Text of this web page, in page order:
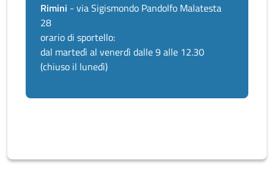
Rimini - via Sigismondo Pandolfo Malatesta
28
orario di sportello:
dal martedì al venerdì dalle 9 alle 12.30
(chiuso il lunedì)